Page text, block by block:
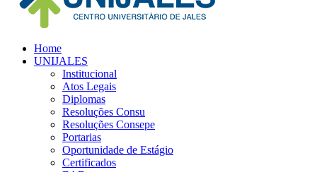
Home
UNIJALES
Institucional
Atos Legais
Diplomas
Resoluções Consu
Resoluções Consepe
Portarias
Oportunidade de Estágio
Certificados